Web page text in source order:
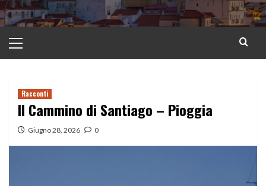
principale
Racconti
Il Cammino di Santiago – Pioggia
Giugno 28, 2026 0